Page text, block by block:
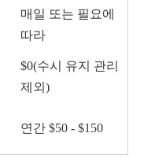
매일 또는 필요에
따라
$0(수시 유지 관리
제외)
연간 $50 - $150